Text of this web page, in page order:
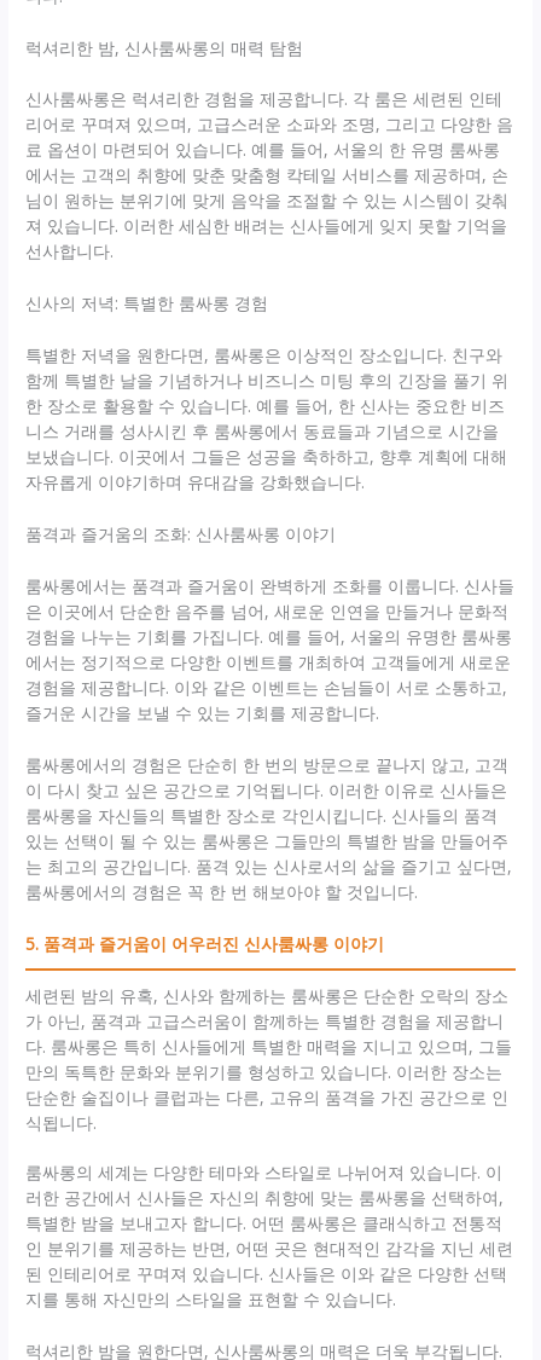
럭셔리한 밤, 신사룸싸롱의 매력 탐험
신사룸싸롱은 럭셔리한 경험을 제공합니다. 각 룸은 세련된 인테
리어로 꾸며져 있으며, 고급스러운 소파와 조명, 그리고 다양한 음
료 옵션이 마련되어 있습니다. 예를 들어, 서울의 한 유명 룸싸롱
에서는 고객의 취향에 맞춘 맞춤형 칵테일 서비스를 제공하며, 손
님이 원하는 분위기에 맞게 음악을 조절할 수 있는 시스템이 갖춰
져 있습니다. 이러한 세심한 배려는 신사들에게 잊지 못할 기억을
선사합니다.
신사의 저녁: 특별한 룸싸롱 경험
특별한 저녁을 원한다면, 룸싸롱은 이상적인 장소입니다. 친구와
함께 특별한 날을 기념하거나 비즈니스 미팅 후의 긴장을 풀기 위
한 장소로 활용할 수 있습니다. 예를 들어, 한 신사는 중요한 비즈
니스 거래를 성사시킨 후 룸싸롱에서 동료들과 기념으로 시간을
보냈습니다. 이곳에서 그들은 성공을 축하하고, 향후 계획에 대해
자유롭게 이야기하며 유대감을 강화했습니다.
품격과 즐거움의 조화: 신사룸싸롱 이야기
룸싸롱에서는 품격과 즐거움이 완벽하게 조화를 이룹니다. 신사들
은 이곳에서 단순한 음주를 넘어, 새로운 인연을 만들거나 문화적
경험을 나누는 기회를 가집니다. 예를 들어, 서울의 유명한 룸싸롱
에서는 정기적으로 다양한 이벤트를 개최하여 고객들에게 새로운
경험을 제공합니다. 이와 같은 이벤트는 손님들이 서로 소통하고,
즐거운 시간을 보낼 수 있는 기회를 제공합니다.
룸싸롱에서의 경험은 단순히 한 번의 방문으로 끝나지 않고, 고객
이 다시 찾고 싶은 공간으로 기억됩니다. 이러한 이유로 신사들은
룸싸롱을 자신들의 특별한 장소로 각인시킵니다. 신사들의 품격
있는 선택이 될 수 있는 룸싸롱은 그들만의 특별한 밤을 만들어주
는 최고의 공간입니다. 품격 있는 신사로서의 삶을 즐기고 싶다면,
룸싸롱에서의 경험은 꼭 한 번 해보아야 할 것입니다.
5. 품격과 즐거움이 어우러진 신사룸싸롱 이야기
세련된 밤의 유혹, 신사와 함께하는 룸싸롱은 단순한 오락의 장소
가 아닌, 품격과 고급스러움이 함께하는 특별한 경험을 제공합니
다. 룸싸롱은 특히 신사들에게 특별한 매력을 지니고 있으며, 그들
만의 독특한 문화와 분위기를 형성하고 있습니다. 이러한 장소는
단순한 술집이나 클럽과는 다른, 고유의 품격을 가진 공간으로 인
식됩니다.
룸싸롱의 세계는 다양한 테마와 스타일로 나뉘어져 있습니다. 이
러한 공간에서 신사들은 자신의 취향에 맞는 룸싸롱을 선택하여,
특별한 밤을 보내고자 합니다. 어떤 룸싸롱은 클래식하고 전통적
인 분위기를 제공하는 반면, 어떤 곳은 현대적인 감각을 지닌 세련
된 인테리어로 꾸며져 있습니다. 신사들은 이와 같은 다양한 선택
지를 통해 자신만의 스타일을 표현할 수 있습니다.
럭셔리한 밤을 원한다면, 신사룸싸롱의 매력은 더욱 부각됩니다.